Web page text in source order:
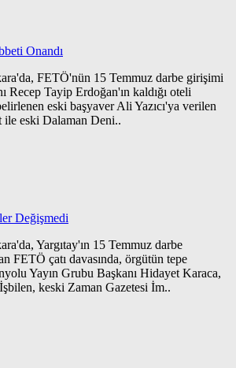
Onandı
FETÖ'nün 15 Temmuz darbe girişimi
Recep Tayip Erdoğan'ın kaldığı oteli
eski başyaver Ali Yazıcı'ya verilen
ile eski Dalaman Deni..
Değişmedi
Yargıtay'ın 15 Temmuz darbe
FETÖ çatı davasında, örgütün tepe
Yayın Grubu Başkanı Hidayet Karaca,
keski Zaman Gazetesi İm..